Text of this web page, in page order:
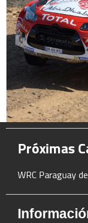
Próximas
WRC Paraguay